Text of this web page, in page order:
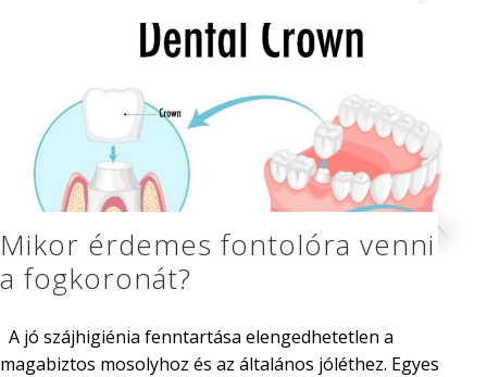
Mikor érdemes fontolóra venni
a fogkoronát?
A jó szájhigiénia fenntartása elengedhetetlen a
magabiztos mosolyhoz és az általános jóléthez. Egyes